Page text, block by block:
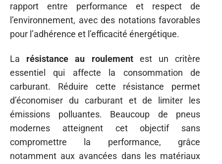
rapport entre performance et respect de
l’environnement, avec des notations favorables
pour l’adhérence et l’efficacité énergétique.
La résistance au roulementest un critère
essentiel qui affecte la consommation de
carburant. Réduire cette résistance permet
d’économiser du carburant et de limiter les
émissions polluantes. Beaucoup de pneus
modernes atteignent cet objectif sans
compromettre la performance, grâce
notamment aux avancées dans les matériaux